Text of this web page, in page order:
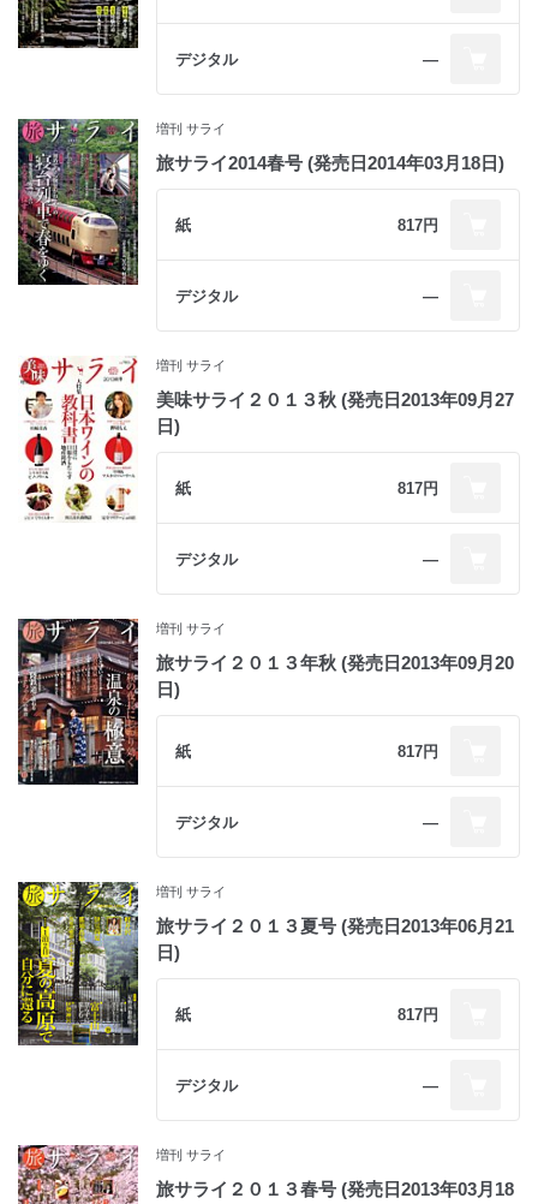
デジタル ―
増刊 サライ
旅サライ2014春号 (発売日2014年03月18日)
紙 817円
デジタル ―
増刊 サライ
美味サライ２０１３秋 (発売日2013年09月27
日)
紙 817円
デジタル ―
増刊 サライ
旅サライ２０１３年秋 (発売日2013年09月20
日)
紙 817円
デジタル ―
増刊 サライ
旅サライ２０１３夏号 (発売日2013年06月21
日)
紙 817円
デジタル ―
増刊 サライ
旅サライ２０１３春号 (発売日2013年03月18